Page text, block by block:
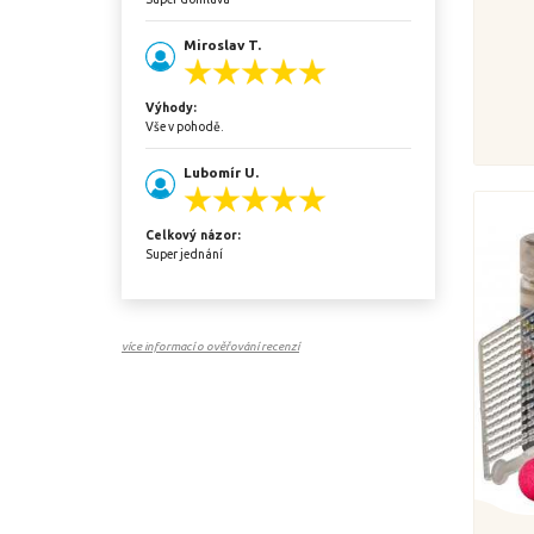
Miroslav T.
Výhody:
Vše v pohodě.
Lubomír U.
Celkový názor:
Super jednání
více informací o ověřování recenzí